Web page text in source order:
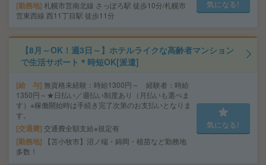
勤務地 札幌市営南北線 さっぽろ駅 徒歩10分/札幌市
営東西線 西11丁目駅 徒歩11分
気になる!
【8月～OK！週3日～】ホテルライクな高齢者マンション
で生活サポート＊時短OK[派遣]
給 与 無資格未経験：時給1300円～ 経験者：時給
1350円～★日払い／週払い制度あり（月払いも選べま
す）※稼働開始時は手続き完了次第のお支払いとなりま
す。
交通費 交通費全額支給※規定有
勤務地
【苫小牧市】沼ノ端・錦岡・植苗など勤務地
多数！
気になる!